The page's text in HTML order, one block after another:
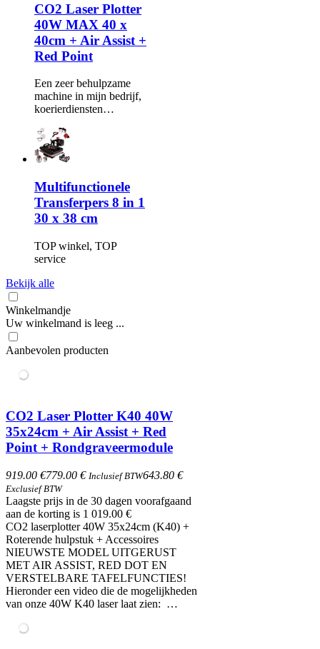
CO2 Laser Plotter
40W MAX 40 x
40cm + Air Assist +
Red Point
Een zeer behulpzame
machine in mijn bedrijf,
koerierdiensten…
Multifunctionele
Transferpers 8 in 1
30 x 38 cm
TOP winkel, TOP
service
Bekijk alle
Winkelmandje
Uw winkelmand is leeg ...
Aanbevolen producten
CO2 Laser Plotter K40 40W
35x24cm + Air Assist + Red
Point + Rondgraveermodule
919.00 €779.00 € Inclusief BTW643.80 €
Exclusief BTW
Laagste prijs in de 30 dagen voorafgaand
aan de korting is 1 019.00 €
CO2 laserplotter 40W 35x24cm (K40) +
Roterende hulpstuk + Accessoires
NIEUWSTE MODEL UITGERUST
MET AIR ASSIST, RED DOT EN
VERSTELBARE TAFELFUNCTIES!
Hieronder een video die de mogelijkheden
van onze 40W K40 laser laat zien: …